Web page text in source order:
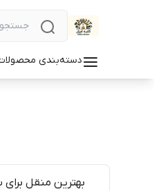
دسته‌بندی
بهترین منقل